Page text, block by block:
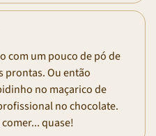
com um pouco de pó de
prontas. Ou então
no maçarico de
no chocolate.
quase!